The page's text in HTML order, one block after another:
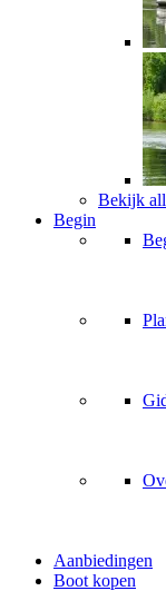
Bekijk
Begin
Aanbiedingen
Boot kopen